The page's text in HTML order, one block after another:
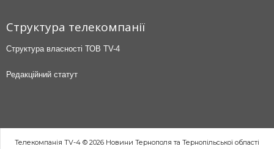
Структура телекомпанії
Структура власності ТОВ TV-4
Редакційний статут
Телекомпанія TV-4 © 2026 Новини Тернополя та Тернопільської області